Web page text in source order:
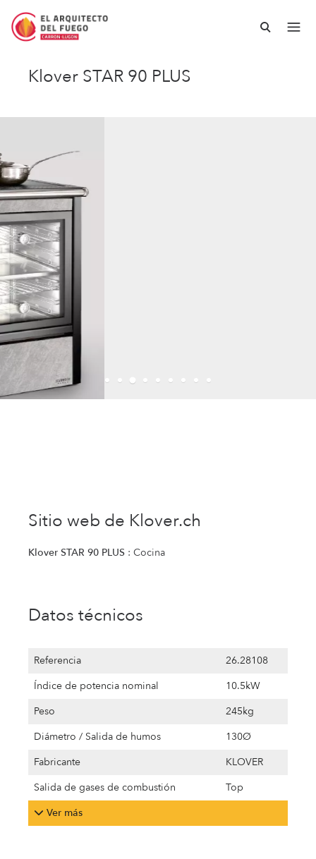
Klover STAR 90 PLUS
Sitio web de Klover.ch
Klover STAR 90 PLUS : Cocina
Datos técnicos
Referencia
26.28108
Índice de potencia nominal
10.5kW
Peso
245kg
Diámetro / Salida de humos
130Ø
Fabricante
KLOVER
Salida de gases de combustión
Top
Ver más